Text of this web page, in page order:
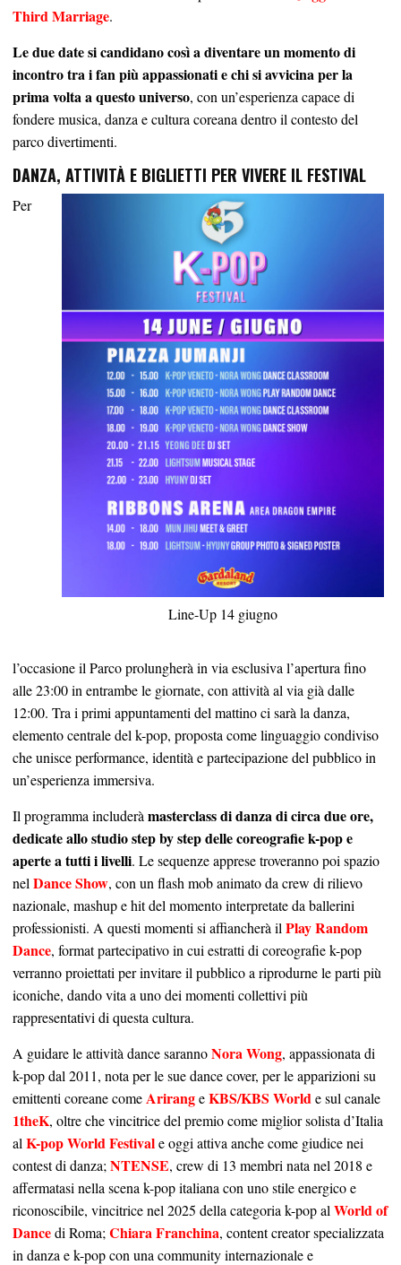
Third Marriage.
Le due date si candidano così a diventare un momento di
incontro tra i fan più appassionati e chi si avvicina per la
prima volta a questo universo, con un’esperienza capace di
fondere musica, danza e cultura coreana dentro il contesto del
parco divertimenti.
DANZA, ATTIVITÀ E BIGLIETTI PER VIVERE IL FESTIVAL
Line-Up 14 giugno
Per
l’occasione il Parco prolungherà in via esclusiva l’apertura fino
alle 23:00 in entrambe le giornate, con attività al via già dalle
12:00. Tra i primi appuntamenti del mattino ci sarà la danza,
elemento centrale del k-pop, proposta come linguaggio condiviso
che unisce performance, identità e partecipazione del pubblico in
un’esperienza immersiva.
Il programma includerà masterclass di danza di circa due ore,
dedicate allo studio step by step delle coreografie k-pop e
aperte a tutti i livelli. Le sequenze apprese troveranno poi spazio
nel Dance Show, con un flash mob animato da crew di rilievo
nazionale, mashup e hit del momento interpretate da ballerini
professionisti. A questi momenti si affiancherà il Play Random
Dance, format partecipativo in cui estratti di coreografie k-pop
verranno proiettati per invitare il pubblico a riprodurne le parti più
iconiche, dando vita a uno dei momenti collettivi più
rappresentativi di questa cultura.
A guidare le attività dance sarannoNora Wong, appassionata di
k-pop dal 2011, nota per le sue dance cover, per le apparizioni su
emittenti coreane come ArirangeKBS/KBS World e sul canale
1theK, oltre che vincitrice del premio come miglior solista d’Italia
al K-pop World Festivale oggi attiva anche come giudice nei
contest di danza; NTENSE, crew di 13 membri nata nel 2018 e
affermatasi nella scena k-pop italiana con uno stile energico e
riconoscibile, vincitrice nel 2025 della categoria k-pop al World of
Dancedi Roma; Chiara Franchina, content creator specializzata
in danza e k-pop con una community internazionale e